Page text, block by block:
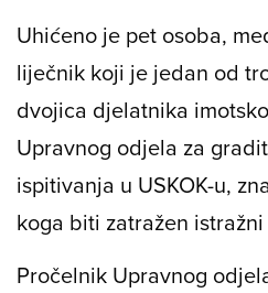
Uhićeno je pet osoba,
liječnik koji je jedan od
dvojica djelatnika
Upravnog odjela za
ispitivanja u USKOK-u,
koga biti zatražen istražni
Pročelnik Upravnog